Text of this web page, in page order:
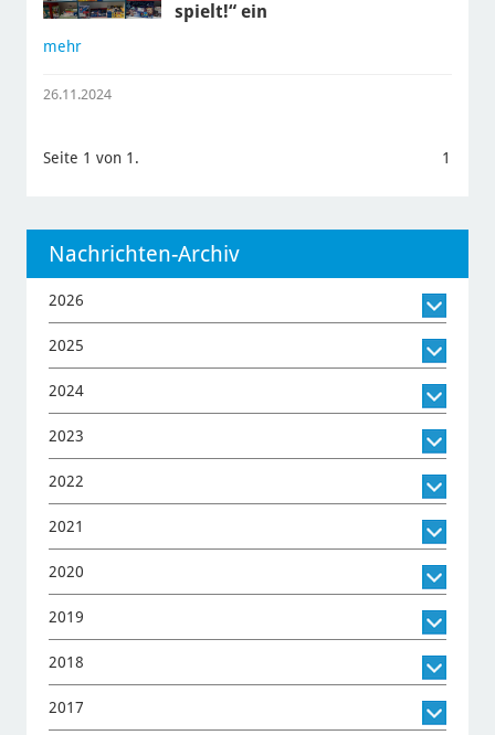
spielt!“ ein
mehr
26.11.2024
Seite 1 von 1. 1
Nachrichten-Archiv
2026
2025
2024
2023
2022
2021
2020
2019
2018
2017